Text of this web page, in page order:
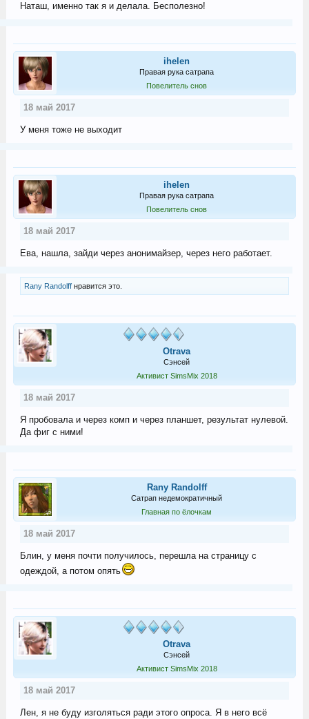
Наташ, именно так я и делала. Бесполезно!
ihelen
Правая рука сатрапа
Повелитель снов
18 май 2017
У меня тоже не выходит
ihelen
Правая рука сатрапа
Повелитель снов
18 май 2017
Ева, нашла, зайди через анонимайзер, через него работает.
Rany Randolffнравится это.
Otrava
Сэнсей
Активист SimsMix 2018
18 май 2017
Я пробовала и через комп и через планшет, результат нулевой.
Да фиг с ними!
Rany Randolff
Сатрап недемократичный
Главная по ёлочкам
18 май 2017
Блин, у меня почти получилось, перешла на страницу с
одеждой, а потом опять
Otrava
Сэнсей
Активист SimsMix 2018
18 май 2017
Лен, я не буду изголяться ради этого опроса. Я в него всё